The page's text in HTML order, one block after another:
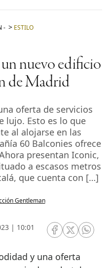
- ESTILO
nuevo edificio
de Madrid
oferta de servicios
lujo. Esto es lo que
al alojarse en las
60 Balconies ofrece
presentan Iconic,
a escasos metros
que cuenta con […]
Gentleman
| 10:01
RRSS Facebook
RRSSRRSS